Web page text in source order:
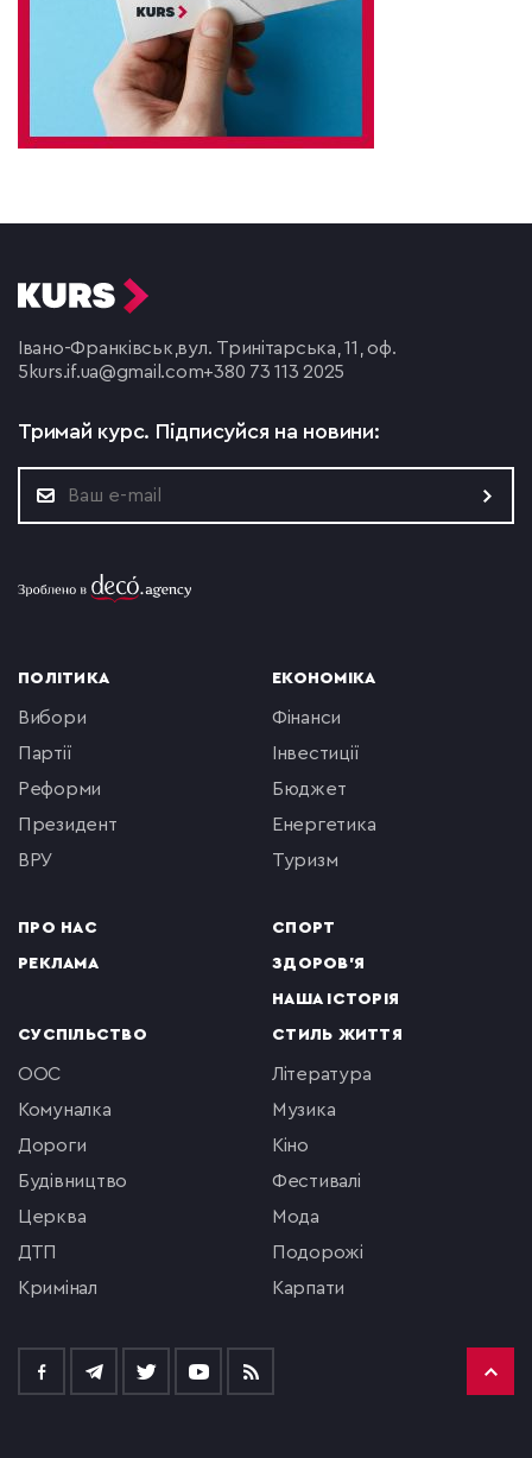
Івано-Франківськ, вул. Тринітарська, 11, оф.
5 kurs.if.ua@gmail.com+380 73 113 2025
Тримай курс. Підписуйся на новини:
ПОЛІТИКА
вибори
партії
реформи
президент
ВРУ
ПРО НАС
РЕКЛАМА
ЕКОНОМІКА
фінанси
інвестиції
бюджет
енергетика
туризм
СПОРТ
ЗДОРОВ'Я
НАША ІСТОРІЯ
СУСПІЛЬСТВО
ООС
комуналка
Дороги
будівництво
церква
ДТП
кримінал
СТИЛЬ ЖИТТЯ
література
музика
кіно
фестивалі
мода
подорожі
Карпати